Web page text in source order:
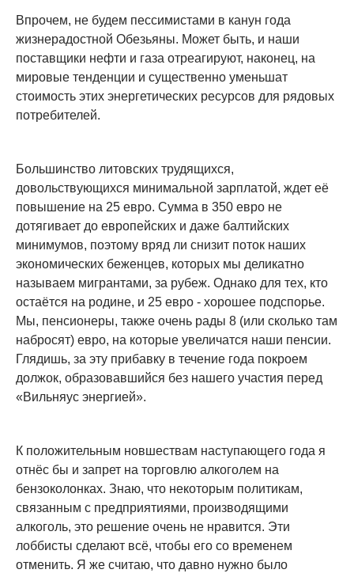
Впрочем, не будем пессимистами в канун года
жизнерадостной Обезьяны. Может быть, и наши
поставщики нефти и газа отреагируют, наконец, на
мировые тенденции и существенно уменьшат
стоимость этих энергетических ресурсов для рядовых
потребителей.
Большинство литовских трудящихся,
довольствующихся минимальной зарплатой, ждет её
повышение на 25 евро. Сумма в 350 евро не
дотягивает до европейских и даже балтийских
минимумов, поэтому вряд ли снизит поток наших
экономических беженцев, которых мы деликатно
называем мигрантами, за рубеж. Однако для тех, кто
остаётся на родине, и 25 евро - хорошее подспорье.
Мы, пенсионеры, также очень рады 8 (или сколько там
набросят) евро, на которые увеличатся наши пенсии.
Глядишь, за эту прибавку в течение года покроем
должок, образовавшийся без нашего участия перед
«Вильняус энергией».
К положительным новшествам наступающего года я
отнёс бы и запрет на торговлю алкоголем на
бензоколонках. Знаю, что некоторым политикам,
связанным с предприятиями, производящими
алкоголь, это решение очень не нравится. Эти
лоббисты сделают всё, чтобы его со временем
отменить. Я же считаю, что давно нужно было